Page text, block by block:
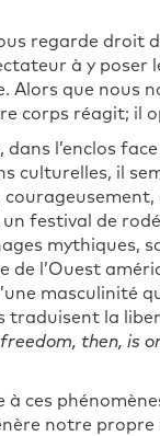
regarde droit
à y poser
Alors que
corps réagit; il
l’enclos
culturelles, il
festival de
mythiques,
l’Ouest
masculinité
traduisent la
then, is
ces
notre